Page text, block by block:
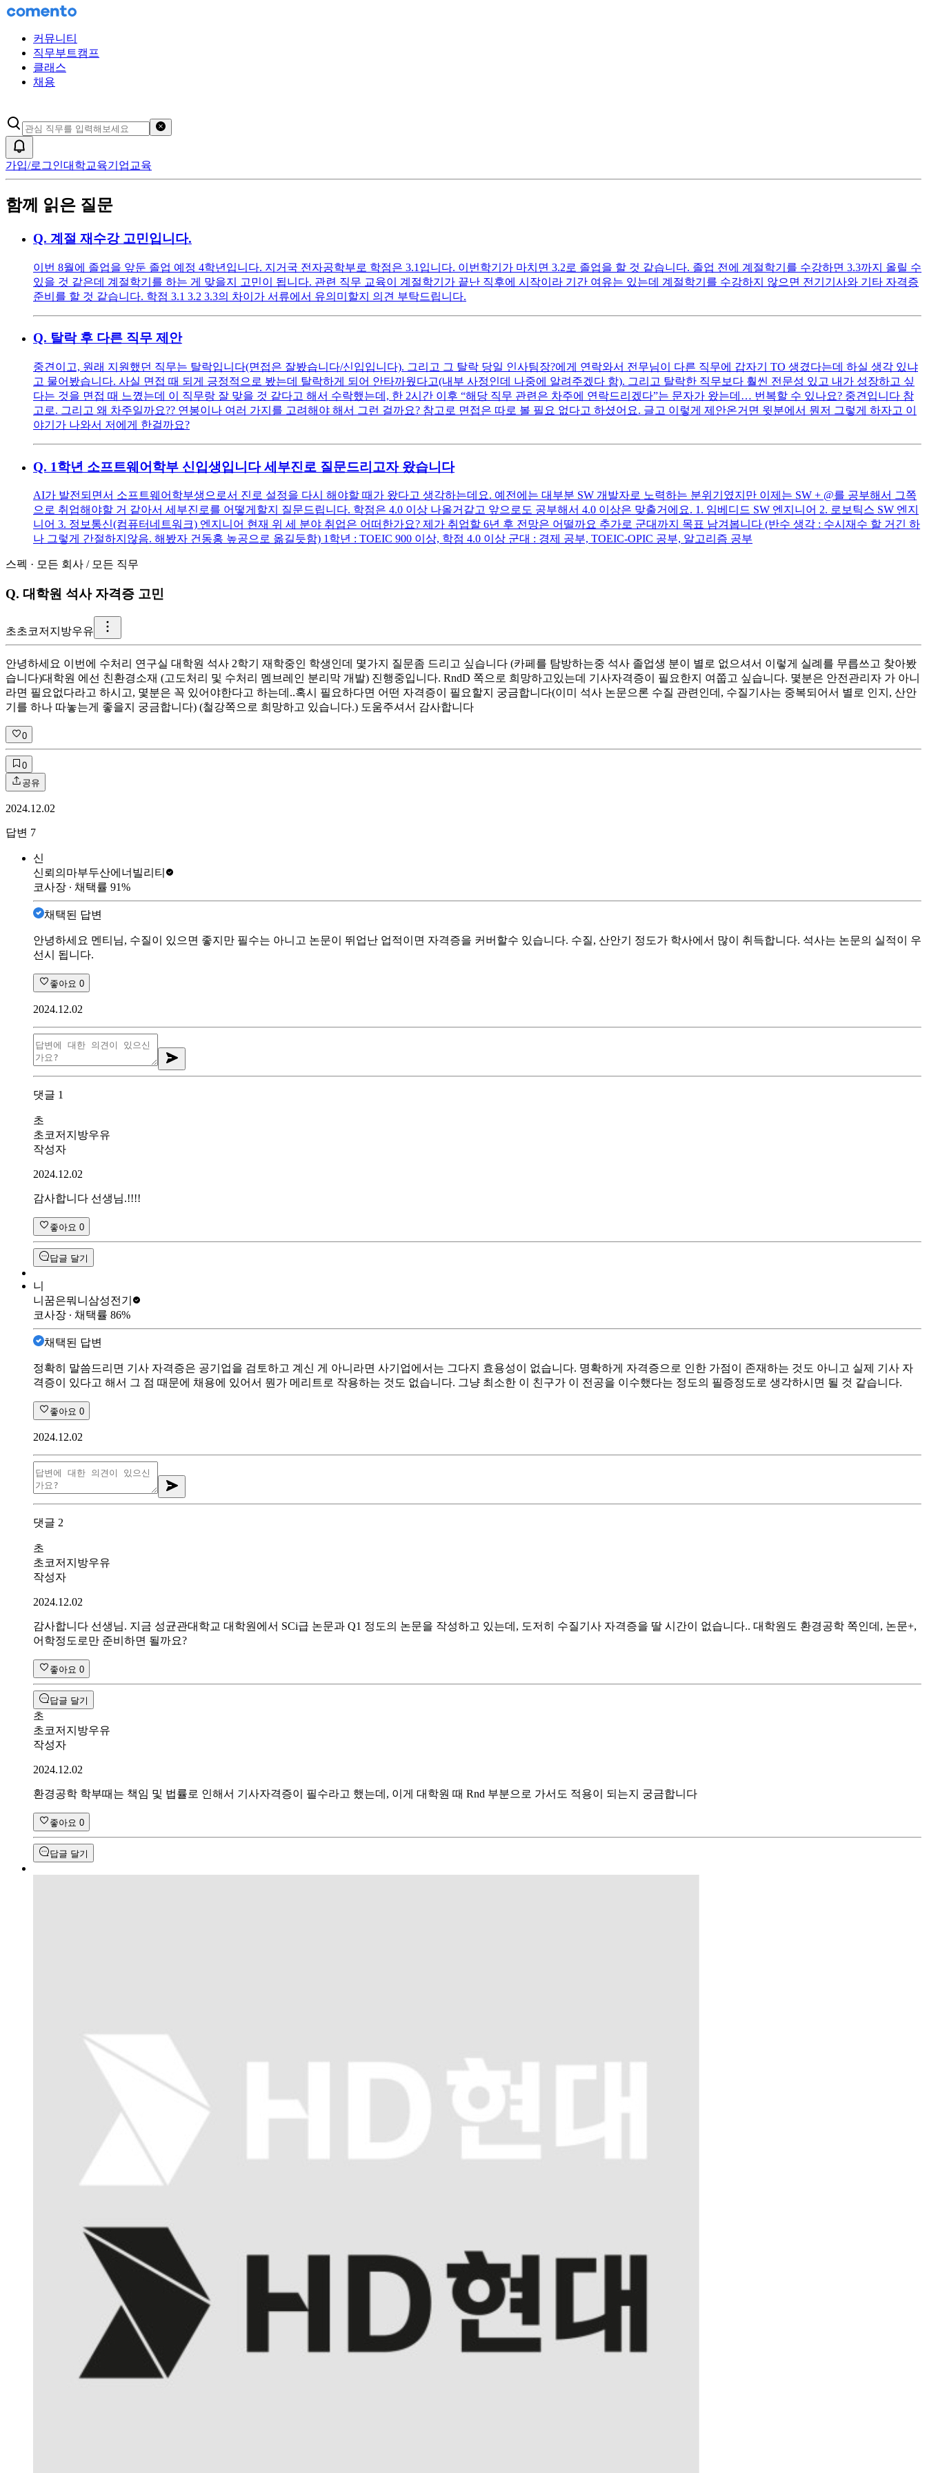
커뮤니티
직무부트캠프
클래스
채용
가입/로그인대학교육기업교육
함께 읽은 질문
Q. 계절 재수강 고민입니다.
이번 8월에 졸업을 앞둔 졸업 예정 4학년입니다. 지거국 전자공학부로 학점은 3.1입니다. 이번학기가 마치면 3.2로 졸업을 할 것 같습니다. 졸업 전에 계절학기를 수강하면 3.3까지 올릴 수
있을 것 같은데 계절학기를 하는 게 맞을지 고민이 됩니다. 관련 직무 교육이 계절학기가 끝난 직후에 시작이라 기간 여유는 있는데 계절학기를 수강하지 않으면 전기기사와 기타 자격증
준비를 할 것 같습니다. 학점 3.1 3.2 3.3의 차이가 서류에서 유의미할지 의견 부탁드립니다.
Q. 탈락 후 다른 직무 제안
중견이고, 원래 지원했던 직무는 탈락입니다(면접은 잘봤습니다/신입입니다). 그리고 그 탈락 당일 인사팀장?에게 연락와서 전무님이 다른 직무에 갑자기 TO 생겼다는데 하실 생각 있냐
고 물어봤습니다. 사실 면접 때 되게 긍정적으로 봤는데 탈락하게 되어 안타까웠다고(내부 사정인데 나중에 알려주겠다 함). 그리고 탈락한 직무보다 훨씬 전문성 있고 내가 성장하고 싶
다는 것을 면접 때 느꼈는데 이 직무랑 잘 맞을 것 같다고 해서 수락했는데, 한 2시간 이후 “해당 직무 관련은 차주에 연락드리겠다”는 문자가 왔는데… 번복할 수 있나요? 중견입니다 참
고로. 그리고 왜 차주일까요?? 연봉이나 여러 가지를 고려해야 해서 그런 걸까요? 참고로 면접은 따로 볼 필요 없다고 하셨어요. 글고 이렇게 제안온거면 윗분에서 뭔저 그렇게 하자고 이
야기가 나와서 저에게 한걸까요?
Q. 1학년 소프트웨어학부 신입생입니다 세부진로 질문드리고자 왔습니다
AI가 발전되면서 소프트웨어학부생으로서 진로 설정을 다시 해야할 때가 왔다고 생각하는데요. 예전에는 대부분 SW 개발자로 노력하는 분위기였지만 이제는 SW + @를 공부해서 그쪽
으로 취업해야할 거 같아서 세부진로를 어떻게할지 질문드립니다. 학점은 4.0 이상 나올거같고 앞으로도 공부해서 4.0 이상은 맞출거에요. 1. 임베디드 SW 엔지니어 2. 로보틱스 SW 엔지
니어 3. 정보통신(컴퓨터네트워크) 엔지니어 현재 위 세 분야 취업은 어떠한가요? 제가 취업할 6년 후 전망은 어떨까요 추가로 군대까지 목표 남겨봅니다 (반수 생각 : 수시재수 할 거긴 하
나 그렇게 간절하지않음. 해봤자 건동홍 높공으로 옮길듯함) 1학년 : TOEIC 900 이상, 학점 4.0 이상 군대 : 경제 공부, TOEIC-OPIC 공부, 알고리즘 공부
스펙 · 모든 회사 / 모든 직무
Q. 대학원 석사 자격증 고민
초초코저지방우유
안녕하세요 이번에 수처리 연구실 대학원 석사 2학기 재학중인 학생인데 몇가지 질문좀 드리고 싶습니다 (카페를 탐방하는중 석사 졸업생 분이 별로 없으셔서 이렇게 실례를 무릅쓰고 찾아봤
습니다) ​ 대학원 에선 친환경소재 (고도처리 및 수처리 멤브레인 분리막 개발) 진행중입니다. RndD 쪽으로 희망하고있는데 기사자격증이 필요한지 여쭙고 싶습니다. 몇분은 안전관리자 가 아니
라면 필요없다라고 하시고, 몇분은 꼭 있어야한다고 하는데.. ​ 혹시 필요하다면 어떤 자격증이 필요할지 궁금합니다(이미 석사 논문으론 수질 관련인데, 수질기사는 중복되어서 별로 인지, 산안
기를 하나 따놓는게 좋을지 궁금합니다) (철강쪽으로 희망하고 있습니다.) 도움주셔서 감사합니다
0
0
공유
2024.12.02
답변 7
신
신뢰의마부두산에너빌리티
코사장 ∙ 채택률 91%
채택된 답변
안녕하세요 멘티님, 수질이 있으면 좋지만 필수는 아니고 논문이 뛰업난 업적이면 자격증을 커버할수 있습니다. 수질, 산안기 정도가 학사에서 많이 취득합니다. 석사는 논문의 실적이 우
선시 됩니다.
좋아요 0
2024.12.02
댓글 1
초
초코저지방우유
작성자
2024.12.02
감사합니다 선생님.!!!!
좋아요 0
답글 달기
니
니꿈은뭐니 삼성전기
코사장 ∙ 채택률 86%
채택된 답변
정확히 말씀드리면 기사 자격증은 공기업을 검토하고 계신 게 아니라면 사기업에서는 그다지 효용성이 없습니다. 명확하게 자격증으로 인한 가점이 존재하는 것도 아니고 실제 기사 자
격증이 있다고 해서 그 점 때문에 채용에 있어서 뭔가 메리트로 작용하는 것도 없습니다. 그냥 최소한 이 친구가 이 전공을 이수했다는 정도의 필증정도로 생각하시면 될 것 같습니다.
좋아요 0
2024.12.02
댓글 2
초
초코저지방우유
작성자
2024.12.02
감사합니다 선생님. 지금 성균관대학교 대학원에서 SCi급 논문과 Q1 정도의 논문을 작성하고 있는데, 도저히 수질기사 자격증을 딸 시간이 없습니다.. 대학원도 환경공학 쪽인데, 논문+,
어학정도로만 준비하면 될까요?
좋아요 0
답글 달기
초
초코저지방우유
작성자
2024.12.02
환경공학 학부때는 책임 및 법률로 인해서 기사자격증이 필수라고 했는데, 이게 대학원 때 Rnd 부분으로 가서도 적용이 되는지 궁금합니다
좋아요 0
답글 달기